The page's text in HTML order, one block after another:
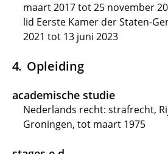
maart 2017 tot 25 november
lid Eerste Kamer der Staten-
2021 tot 13 juni 2023
Opleiding
academische studie
Nederlands recht: strafrecht,
Groningen, tot maart 1975